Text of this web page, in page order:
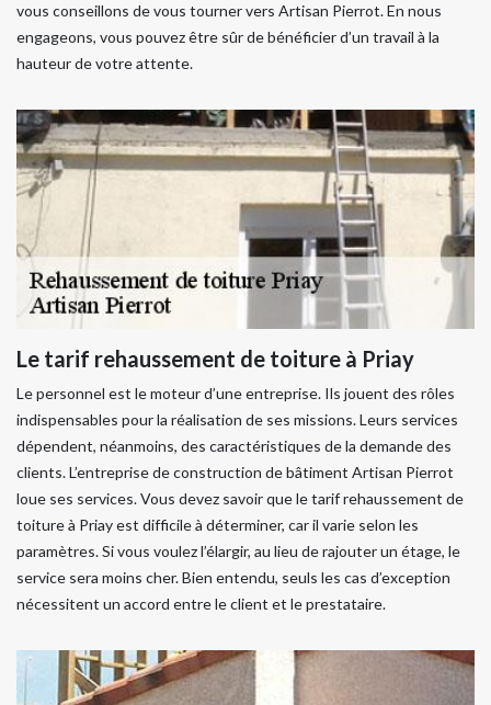
vous conseillons de vous tourner vers Artisan Pierrot. En nous
engageons, vous pouvez être sûr de bénéficier d’un travail à la
hauteur de votre attente.
Le tarif rehaussement de toiture à Priay
Le personnel est le moteur d’une entreprise. Ils jouent des rôles
indispensables pour la réalisation de ses missions. Leurs services
dépendent, néanmoins, des caractéristiques de la demande des
clients. L’entreprise de construction de bâtiment Artisan Pierrot
loue ses services. Vous devez savoir que le tarif rehaussement de
toiture à Priay est difficile à déterminer, car il varie selon les
paramètres. Si vous voulez l’élargir, au lieu de rajouter un étage, le
service sera moins cher. Bien entendu, seuls les cas d’exception
nécessitent un accord entre le client et le prestataire.